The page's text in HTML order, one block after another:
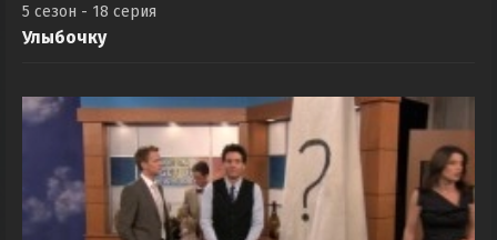
5 сезон - 18 серия
Улыбочку